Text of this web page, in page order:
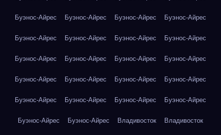
Буэнос-Айрес Буэнос-Айрес Буэнос-Айрес Буэнос-Айрес
Буэнос-Айрес Буэнос-Айрес Буэнос-Айрес Буэнос-Айрес
Буэнос-Айрес Буэнос-Айрес Буэнос-Айрес Буэнос-Айрес
Буэнос-Айрес Буэнос-Айрес Буэнос-Айрес Буэнос-Айрес
Буэнос-Айрес Буэнос-Айрес Буэнос-Айрес Буэнос-Айрес
Буэнос-Айрес Буэнос-Айрес Владивосток Владивосток